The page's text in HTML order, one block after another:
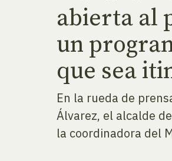
abierta al
un
que sea
En la rueda de
Álvarez, el alcalde
la coordinadora del